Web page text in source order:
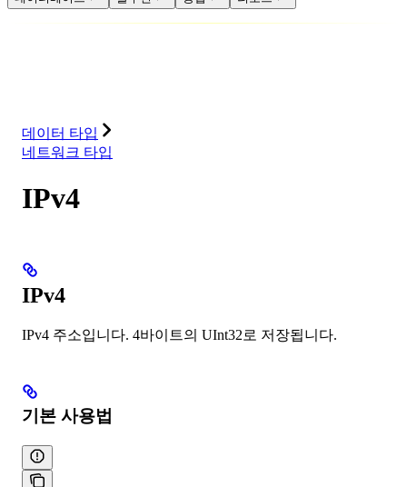
데이터 타입
네트워크 타입
IPv4
IPv4
IPv4 주소입니다. 4바이트의 UInt32로 저장됩니다.
기본 사용법